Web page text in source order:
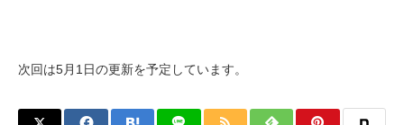
次回は5月1日の更新を予定しています。